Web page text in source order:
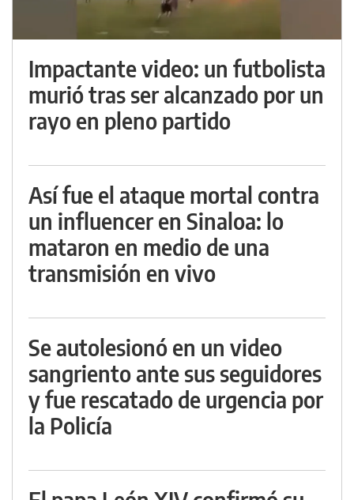
Impactante video: un futbolista
murió tras ser alcanzado por un
rayo en pleno partido
Así fue el ataque mortal contra
un influencer en Sinaloa: lo
mataron en medio de una
transmisión en vivo
Se autolesionó en un video
sangriento ante sus seguidores
y fue rescatado de urgencia por
la Policía